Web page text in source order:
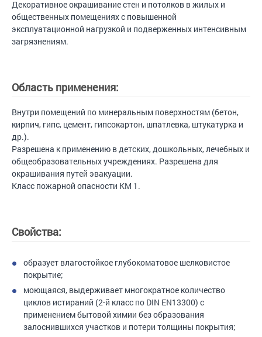
Декоративное окрашивание стен и потолков в жилых и
общественных помещениях с повышенной
эксплуатационной нагрузкой и подверженных интенсивным
загрязнениям.
Область применения:
Внутри помещений по минеральным поверхностям (бетон,
кирпич, гипс, цемент, гипсокартон, шпатлевка, штукатурка и
др.).
Разрешена к применению в детских, дошкольных, лечебных и
общеобразовательных учреждениях. Разрешена для
окрашивания путей эвакуации.
Класс пожарной опасности КМ 1.
Свойства:
образует влагостойкое глубокоматовое шелковистое
покрытие;
моющаяся, выдерживает многократное количество
циклов истираний (2-й класс по DIN EN13300) с
применением бытовой химии без образования
залоснившихся участков и потери толщины покрытия;